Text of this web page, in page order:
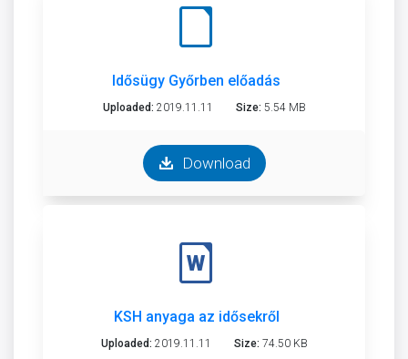
Idősügy Győrben előadás
Uploaded: 2019.11.11 Size: 5.54 MB
Download
KSH anyaga az idősekről
Uploaded: 2019.11.11 Size: 74.50 KB